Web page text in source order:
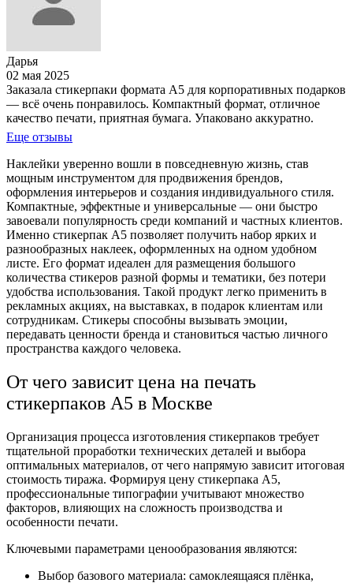
Дарья
02 мая 2025
Заказала стикерпаки формата А5 для корпоративных подарков
— всё очень понравилось. Компактный формат, отличное
качество печати, приятная бумага. Упаковано аккуратно.
Еще отзывы
Наклейки уверенно вошли в повседневную жизнь, став
мощным инструментом для продвижения брендов,
оформления интерьеров и создания индивидуального стиля.
Компактные, эффектные и универсальные — они быстро
завоевали популярность среди компаний и частных клиентов.
Именно стикерпак А5 позволяет получить набор ярких и
разнообразных наклеек, оформленных на одном удобном
листе. Его формат идеален для размещения большого
количества стикеров разной формы и тематики, без потери
удобства использования. Такой продукт легко применить в
рекламных акциях, на выставках, в подарок клиентам или
сотрудникам. Стикеры способны вызывать эмоции,
передавать ценности бренда и становиться частью личного
пространства каждого человека.
От чего зависит цена на печать
стикерпаков А5 в Москве
Организация процесса изготовления стикерпаков требует
тщательной проработки технических деталей и выбора
оптимальных материалов, от чего напрямую зависит итоговая
стоимость тиража. Формируя цену стикерпака А5,
профессиональные типографии учитывают множество
факторов, влияющих на сложность производства и
особенности печати.
Ключевыми параметрами ценообразования являются:
Выбор базового материала: самоклеящаяся плёнка,